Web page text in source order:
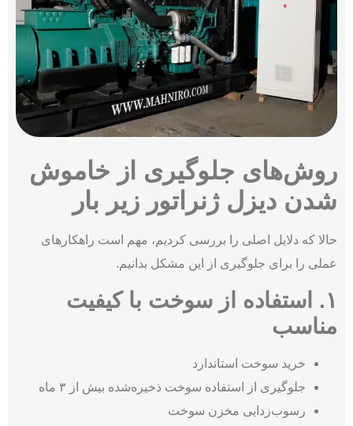
روش‌های جلوگیری از خاموش
شدن دیزل ژنراتور زیر بار
حالا که دلایل اصلی را بررسی کردیم، مهم است راهکارهای
عملی را برای جلوگیری از این مشکل بدانیم.
۱. استفاده از سوخت با کیفیت
مناسب
خرید سوخت استاندارد
جلوگیری از استفاده سوخت ذخیره‌شده بیش از ۳ ماه
رسوب‌زدایی مخزن سوخت